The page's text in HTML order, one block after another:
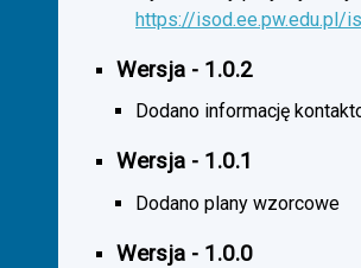
https://isod.ee.pw.edu.pl/
Wersja - 1.0.2
Dodano informację
Wersja - 1.0.1
Dodano plany wzorcowe
Wersja - 1.0.0